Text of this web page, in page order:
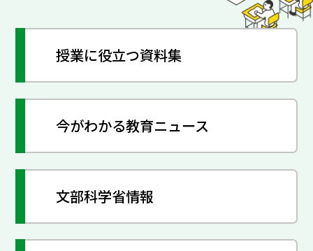
授業に役立つ資料集
今がわかる教育ニュース
文部科学省情報